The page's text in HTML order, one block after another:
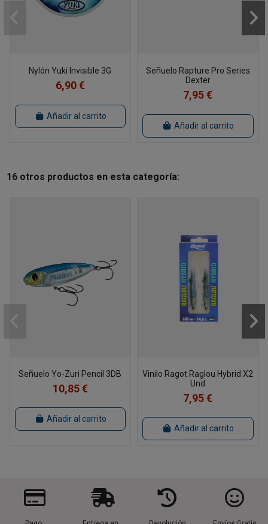
Nylón Yuki Invisible 3G
6,90 €
Añadir al carrito
Señuelo Rapture Pro Series
Dexter
7,95 €
Añadir al carrito
16 otros productos en esta categoría:
Señuelo Yo-Zuri Pencil 3DB
10,85 €
Añadir al carrito
Vinilo Ragot Raglou Hybrid X2
Und
7,95 €
Añadir al carrito